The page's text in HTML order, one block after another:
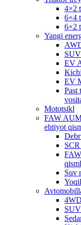
4×2
6×4
6×2
Yangi
EV
EV
Past
Mototsikl
FAW
ehtiyot
Suv
SUV